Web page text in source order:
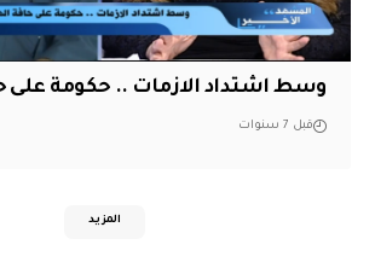
وسط اشتداد الازمات .. حكومة على
قبل 7 سنوات
المزيد